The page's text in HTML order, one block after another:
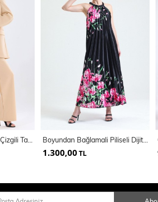
Astarlı Hürrem Kumaş Çizgili Takım Elbise | Tk35550 Boyundan Bağlamali Piliseli Dijital Baskili Kolsuz Saten Elbise | Elb34513
1.300,00 TL